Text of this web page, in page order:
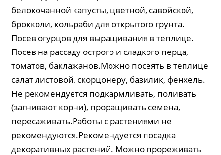
белокочанной капусты, цветной, савойской,
брокколи, кольраби для открытого грунта.
Посев огурцов для выращивания в теплице.
Посев на рассаду острого и сладкого перца,
томатов, баклажанов.Можно посеять в теплице
салат листовой, скорцонеру, базилик, фенхель.
Не рекомендуется подкармливать, поливать
(загнивают корни), проращивать семена,
пересаживать.Работы с растениями не
рекомендуются.Рекомендуется посадка
декоративных растений. Можно прореживать